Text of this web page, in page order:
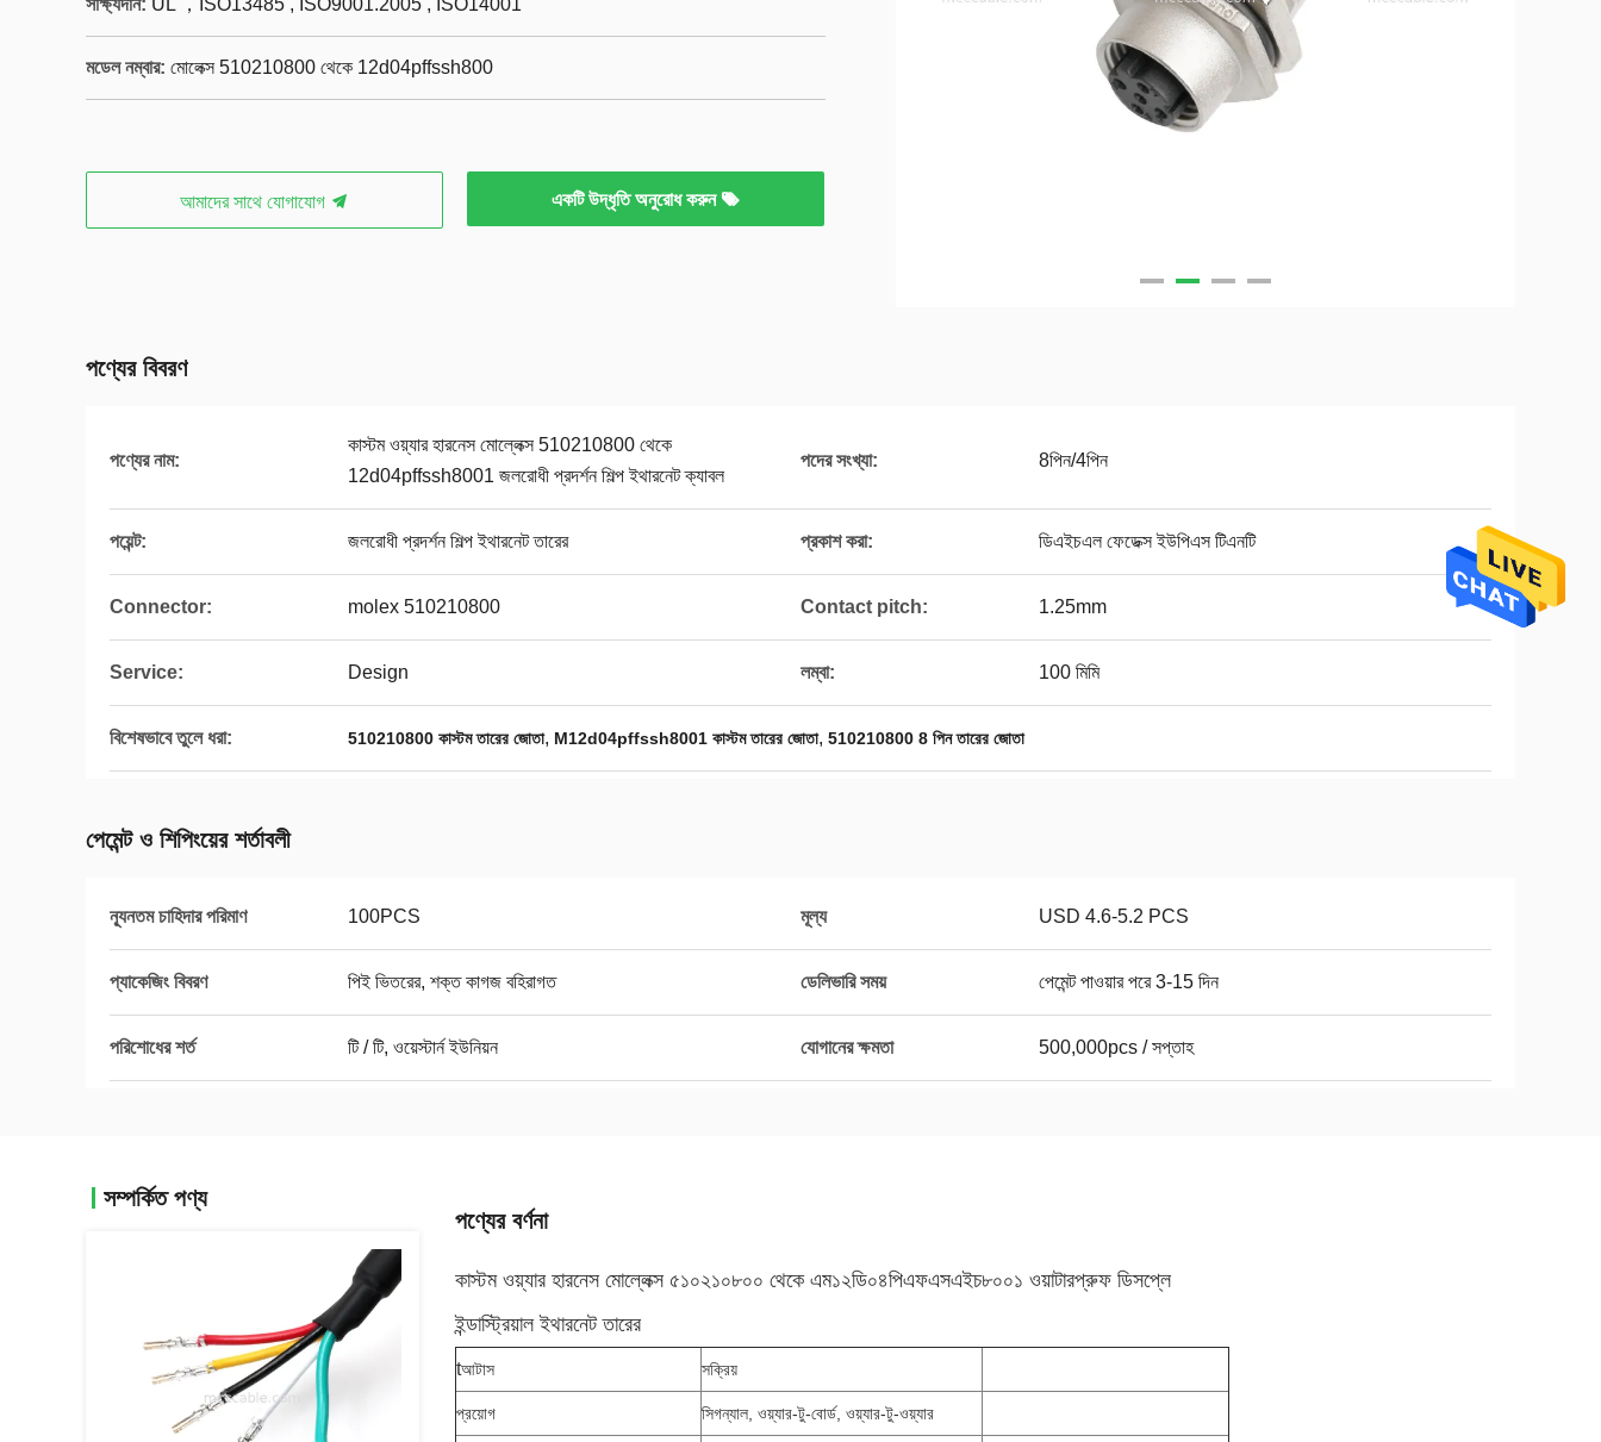
সাক্ষ্যদান: UL ，ISO13485 , ISO9001.2005 , ISO14001
মডেল নম্বার: মোলেক্স 510210800 থেকে 12d04pffssh800
আমাদের সাথে যোগাযোগ একটি উদ্ধৃতি অনুরোধ করুন
পণ্যের বিবরণ
পণ্যের নাম:
কাস্টম ওয়্যার হারনেস মোল্লেক্স 510210800 থেকে
12d04pffssh8001 জলরোধী প্রদর্শন শিল্প ইথারনেট ক্যাবল
পদের সংখ্যা: 8পিন/4পিন
পয়েন্ট: জলরোধী প্রদর্শন শিল্প ইথারনেট তারের প্রকাশ করা: ডিএইচএল ফেডেক্স ইউপিএস টিএনটি
Connector: molex 510210800 Contact pitch: 1.25mm
Service: Design লম্বা: 100 মিমি
বিশেষভাবে তুলে ধরা: 510210800 কাস্টম তারের জোতা, M12d04pffssh8001 কাস্টম তারের জোতা, 510210800 8 পিন তারের জোতা
পেমেন্ট ও শিপিংয়ের শর্তাবলী
ন্যূনতম চাহিদার পরিমাণ 100PCS মূল্য USD 4.6-5.2 PCS
প্যাকেজিং বিবরণ পিই ভিতরের, শক্ত কাগজ বহিরাগত ডেলিভারি সময় পেমেন্ট পাওয়ার পরে 3-15 দিন
পরিশোধের শর্ত টি / টি, ওয়েস্টার্ন ইউনিয়ন যোগানের ক্ষমতা 500,000pcs / সপ্তাহ
সম্পর্কিত পণ্য
পণ্যের বর্ণনা
কাস্টম ওয়্যার হারনেস মোল্লেক্স ৫১০২১০৮০০ থেকে এম১২ডি০৪পিএফএসএইচ৮০০১ ওয়াটারপ্রুফ ডিসপ্লে
ইন্ডাস্ট্রিয়াল ইথারনেট তারের
tআটাস সক্রিয়
প্রয়োগ সিগন্যাল, ওয়্যার-টু-বোর্ড, ওয়্যার-টু-ওয়্যার